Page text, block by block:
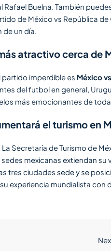
Buelna. También
de México vs República de
de un día.
atractivo cerca de
partido imperdible es México
del futbol en general,
más emocionantes de
el turismo en
Secretaría de Turismo de
mexicanas extiendan
tres ciudades sede y se
experiencia mundialista con